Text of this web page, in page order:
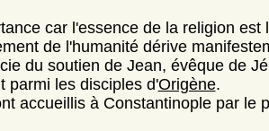
car l'essence de la religion est
de l'humanité dérive
du soutien de Jean, évêque de
parmi les disciples d'Origène.
accueillis à Constantinople par le